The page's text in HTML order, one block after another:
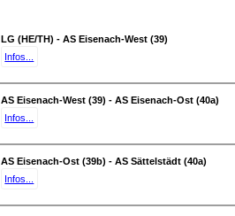
LG (HE/TH) - AS Eisenach-West (39)
Infos...
AS Eisenach-West (39) - AS Eisenach-Ost (40a)
Infos...
AS Eisenach-Ost (39b) - AS Sättelstädt (40a)
Infos...